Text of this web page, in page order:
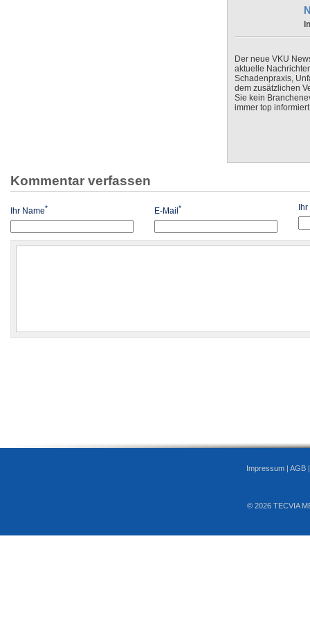
Der neue VKU
aktuelle
Schadenpraxis,
dem zusätzlichen
Sie kein
immer top
Kommentar verfassen
Ihr Name* E-Mail *
Impressum | AGB
© 2026 TECVIA